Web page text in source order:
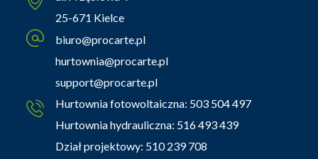
25-671 Kielce
biuro@procarte.pl
hurtownia@procarte.pl
support@procarte.pl
Hurtownia fotowoltaiczna: 503 504 497
Hurtownia hydrauliczna: 516 493 439
Dział projektowy: 510 239 708